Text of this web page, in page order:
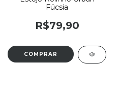
Fúcsia
R$79,90